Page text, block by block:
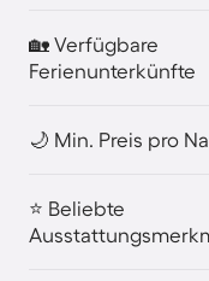
🏡 Verfügbare
Ferienunterkünfte
🌙 Min. Preis pro
⭐ Beliebte